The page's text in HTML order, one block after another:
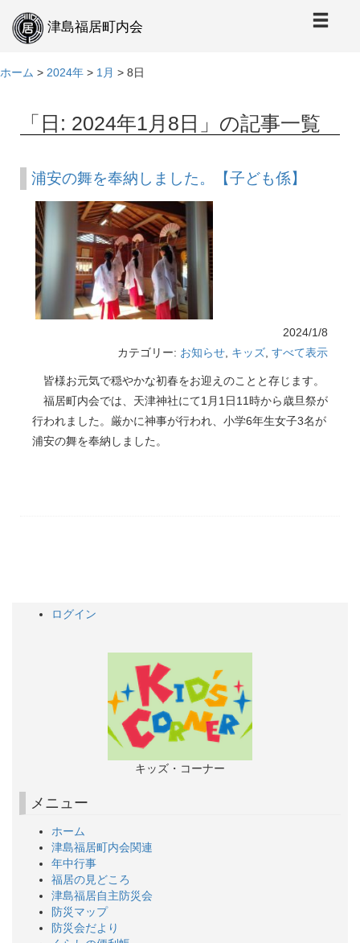
津島福居町内会
ホーム > 2024年 > 1月 > 8日
「日: 2024年1月8日 」の記事一覧
浦安の舞を奉納しました。【子ども係】
2024/1/8
カテゴリー: お知らせ キッズ すべて表示
皆様お元気で穏やかな初春をお迎えのことと存じます。
福居町内会では、天津神社にて1月1日11時から歳旦祭が
行われました。厳かに神事が行われ、小学6年生女子3名が
浦安の舞を奉納しました。
ログイン
キッズ・コーナー
メニュー
ホーム
津島福居町内会関連
年中行事
福居の見どころ
津島福居自主防災会
防災マップ
防災会だより